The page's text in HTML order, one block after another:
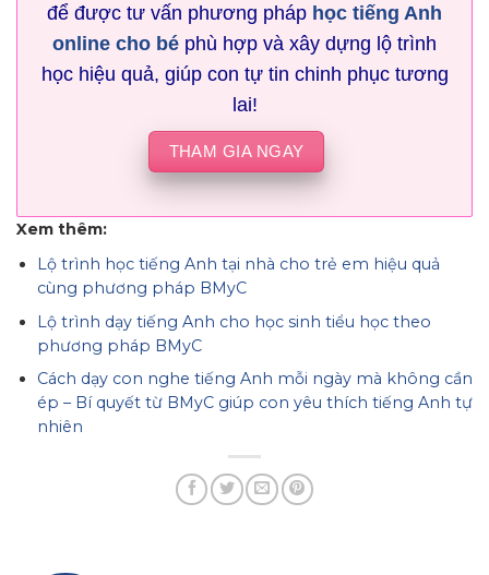
để được tư vấn phương pháp học tiếng Anh
online cho bé phù hợp và xây dựng lộ trình
học hiệu quả, giúp con tự tin chinh phục tương
lai!
THAM GIA NGAY
Xem thêm:
Lộ trình học tiếng Anh tại nhà cho trẻ em hiệu quả
cùng phương pháp BMyC
Lộ trình dạy tiếng Anh cho học sinh tiểu học theo
phương pháp BMyC
Cách dạy con nghe tiếng Anh mỗi ngày mà không cần
ép – Bí quyết từ BMyC giúp con yêu thích tiếng Anh tự
nhiên